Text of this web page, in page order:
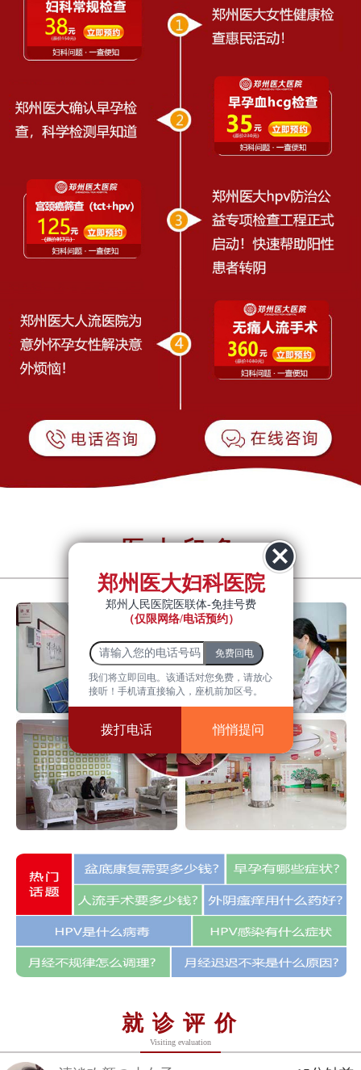
医大印象
就诊评价
Visiting evaluation
郑州医大妇科医院
郑州人民医院医联体-免挂号费
（仅限网络/电话预约）
我们将立即回电。该通话对您免费，请放心
接听！手机请直接输入，座机前加区号。
拨打电话 悄悄提问